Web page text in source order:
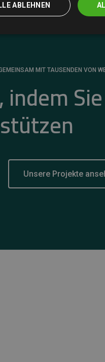
MIT TAUSENDEN VON
Unsere Projekte
ABLEHNEN